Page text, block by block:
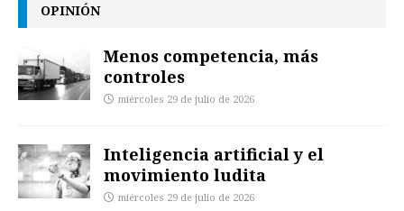
OPINIÓN
Menos competencia, más
controles
miércoles 29 de julio de 2026
Inteligencia artificial y el
movimiento ludita
miércoles 29 de julio de 2026